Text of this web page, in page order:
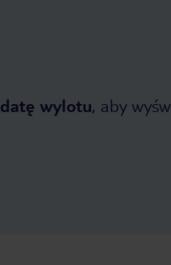
datę wylotu, aby